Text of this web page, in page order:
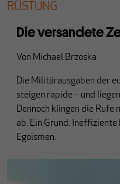
RÜSTUNG
Die versandete
Von Michael Brzoska
Die Militärausgaben der
steigen rapide – und
Dennoch klingen die Rufe
ab. Ein Grund:
Egoismen.